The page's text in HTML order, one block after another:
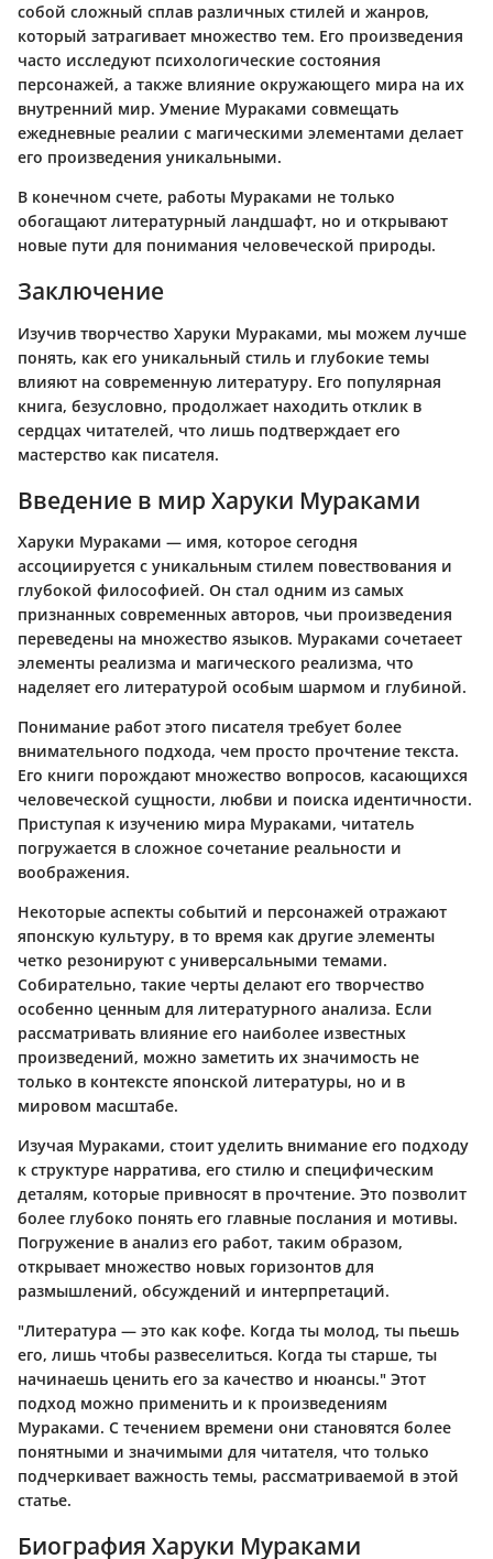
собой сложный сплав различных стилей и жанров,
который затрагивает множество тем. Его произведения
часто исследуют психологические состояния
персонажей, а также влияние окружающего мира на их
внутренний мир. Умение Мураками совмещать
ежедневные реалии с магическими элементами делает
его произведения уникальными.
В конечном счете, работы Мураками не только
обогащают литературный ландшафт, но и открывают
новые пути для понимания человеческой природы.
Заключение
Изучив творчество Харуки Мураками, мы можем лучше
понять, как его уникальный стиль и глубокие темы
влияют на современную литературу. Его популярная
книга, безусловно, продолжает находить отклик в
сердцах читателей, что лишь подтверждает его
мастерство как писателя.
Введение в мир Харуки Мураками
Харуки Мураками — имя, которое сегодня
ассоциируется с уникальным стилем повествования и
глубокой философией. Он стал одним из самых
признанных современных авторов, чьи произведения
переведены на множество языков. Мураками сочетаеет
элементы реализма и магического реализма, что
наделяет его литературой особым шармом и глубиной.
Понимание работ этого писателя требует более
внимательного подхода, чем просто прочтение текста.
Его книги порождают множество вопросов, касающихся
человеческой сущности, любви и поиска идентичности.
Приступая к изучению мира Мураками, читатель
погружается в сложное сочетание реальности и
воображения.
Некоторые аспекты событий и персонажей отражают
японскую культуру, в то время как другие элементы
четко резонируют с универсальными темами.
Собирательно, такие черты делают его творчество
особенно ценным для литературного анализа. Если
рассматривать влияние его наиболее известных
произведений, можно заметить их значимость не
только в контексте японской литературы, но и в
мировом масштабе.
Изучая Мураками, стоит уделить внимание его подходу
к структуре нарратива, его стилю и специфическим
деталям, которые привносят в прочтение. Это позволит
более глубоко понять его главные послания и мотивы.
Погружение в анализ его работ, таким образом,
открывает множество новых горизонтов для
размышлений, обсуждений и интерпретаций.
"Литература — это как кофе. Когда ты молод, ты пьешь
его, лишь чтобы развеселиться. Когда ты старше, ты
начинаешь ценить его за качество и нюансы." Этот
подход можно применить и к произведениям
Мураками. С течением времени они становятся более
понятными и значимыми для читателя, что только
подчеркивает важность темы, рассматриваемой в этой
статье.
Биография Харуки Мураками